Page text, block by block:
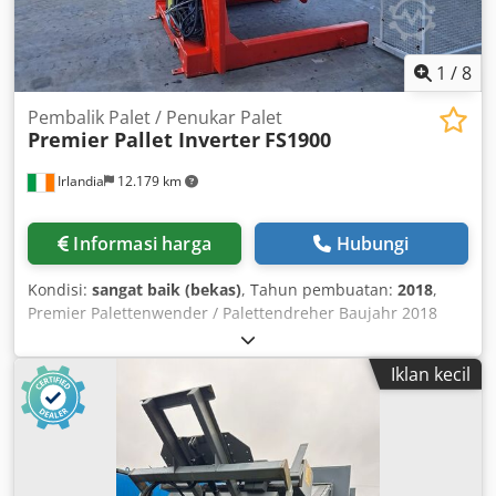
1 /8
Irlandia 12.179 km
Pembalik Palet / Penukar Palet
Premier Pallet Inverter FS1900
Informasi harga Hubungi
Kondisi: sangat baik (bekas), Tahun pembuatan: 2018,
Premier Palettenwender / Palettendreher Baujahr 2018
Elektrohydraulischer Betrieb Maximale Öffnung: 1875 mm
Minimale Öffnung: 1050 mm Tragfähigkeit: 2000 kg
Dkodjwt S N Ropfx Aptjr Schutzeinhausung inklusive
Hauptanwendungen des FS 1900 Palettenwenders: Wendet
Kartons, Säcke, Fässer, Eimer, Dosen, Glasphiolen, Blech
und Kunststoff, Toiletten, Gasflaschen, Big Bags und
Gitterboxen. Handhabt nahezu jede palettierte Ladung,
Iklan kecil